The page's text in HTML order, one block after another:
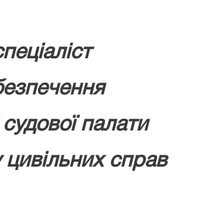
судової палати
цивільних справ